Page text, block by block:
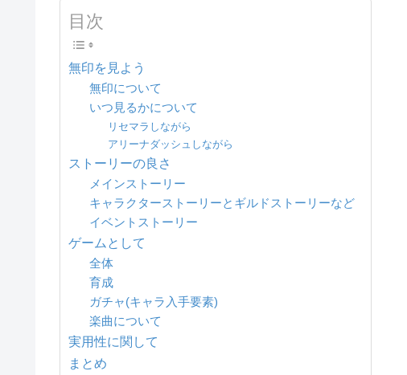
目次
無印を見よう
無印について
いつ見るかについて
リセマラしながら
アリーナダッシュしながら
ストーリーの良さ
メインストーリー
キャラクターストーリーとギルドストーリーなど
イベントストーリー
ゲームとして
全体
育成
ガチャ(キャラ入手要素)
楽曲について
実用性に関して
まとめ